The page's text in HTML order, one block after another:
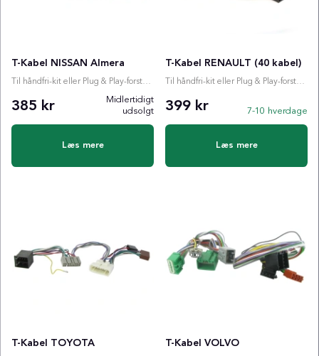
T-Kabel NISSAN Almera
Til håndfri-kit eller Plug & Play-forstærker
385 kr
Midlertidigt
udsolgt
Læs mere
T-Kabel RENAULT (40 kabel)
Til håndfri-kit eller Plug & Play-forstærker
399 kr 7-10 hverdage
Læs mere
T-Kabel TOYOTA T-Kabel VOLVO